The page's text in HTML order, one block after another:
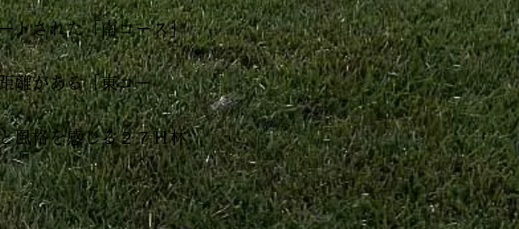
トされた「南コース」
離がある「東コー
風格を感じる２７Ｈ林